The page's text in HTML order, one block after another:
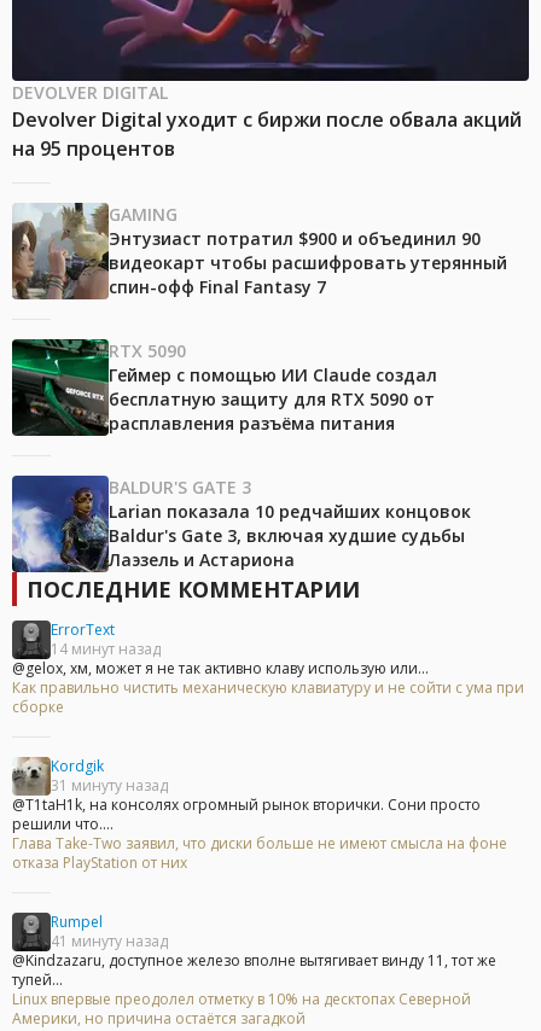
DEVOLVER DIGITAL
Devolver Digital уходит с биржи после обвала акций
на 95 процентов
GAMING
Энтузиаст потратил $900 и объединил 90
видеокарт чтобы расшифровать утерянный
спин-офф Final Fantasy 7
RTX 5090
Геймер с помощью ИИ Claude создал
бесплатную защиту для RTX 5090 от
расплавления разъёма питания
BALDUR'S GATE 3
Larian показала 10 редчайших концовок
Baldur's Gate 3, включая худшие судьбы
Лаэзель и Астариона
ПОСЛЕДНИЕ КОММЕНТАРИИ
ErrorText
14 минут назад
@gelox, хм, может я не так активно клаву использую или...
Как правильно чистить механическую клавиатуру и не сойти с ума при
сборке
Kordgik
31 минуту назад
@T1taH1k, на консолях огромный рынок вторички. Сони просто
решили что....
Глава Take-Two заявил, что диски больше не имеют смысла на фоне
отказа PlayStation от них
Rumpel
41 минуту назад
@Kindzazaru, доступное железо вполне вытягивает винду 11, тот же
тупей...
Linux впервые преодолел отметку в 10% на десктопах Северной
Америки, но причина остаётся загадкой